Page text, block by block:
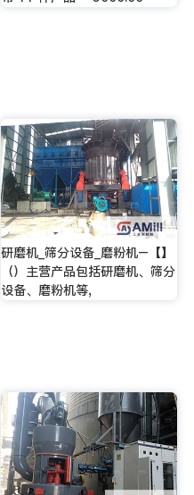
研磨机_筛分设备_磨粉机–【】
（）主营产品包括研磨机、筛分
设备、磨粉机等,